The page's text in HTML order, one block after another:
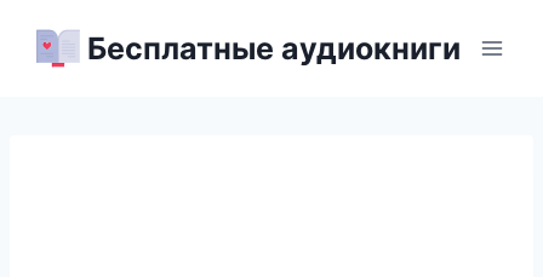
Бесплатные аудиокниги